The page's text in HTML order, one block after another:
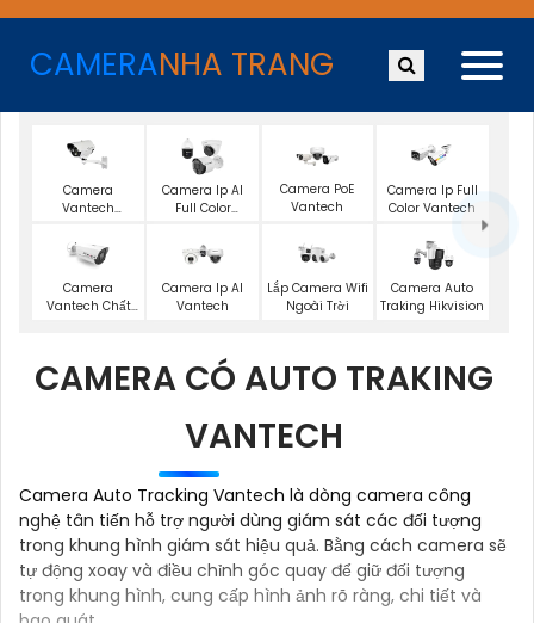
CAMERANHA TRANG
Camera
Vantech
Camera Ip AI
Full Color
Camera PoE
Vantech
Camera Ip Full
Color Vantech
Camera
Vantech Chất
Camera Ip AI
Vantech
Lắp Camera Wifi
Ngoài Trời
Camera Auto
Traking Hikvision
CAMERA CÓ AUTO TRAKING
VANTECH
Camera Auto Tracking Vantech là dòng camera công
nghệ tân tiến hỗ trợ người dùng giám sát các đối tượng
trong khung hình giám sát hiệu quả. Bằng cách camera sẽ
tự động xoay và điều chỉnh góc quay để giữ đối tượng
trong khung hình, cung cấp hình ảnh rõ ràng, chi tiết và